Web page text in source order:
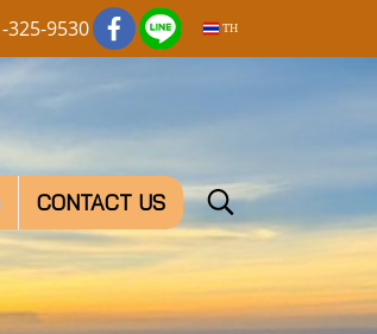
325-9530 TH
CONTACT US